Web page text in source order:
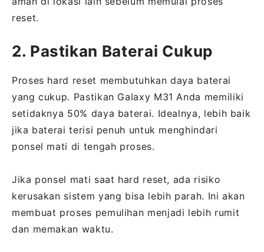
reset.
2. Pastikan Baterai Cukup
Proses hard reset membutuhkan daya baterai
yang cukup. Pastikan Galaxy M31 Anda memiliki
setidaknya 50% daya baterai. Idealnya, lebih baik
jika baterai terisi penuh untuk menghindari
ponsel mati di tengah proses.
Jika ponsel mati saat hard reset, ada risiko
kerusakan sistem yang bisa lebih parah. Ini akan
membuat proses pemulihan menjadi lebih rumit
dan memakan waktu.